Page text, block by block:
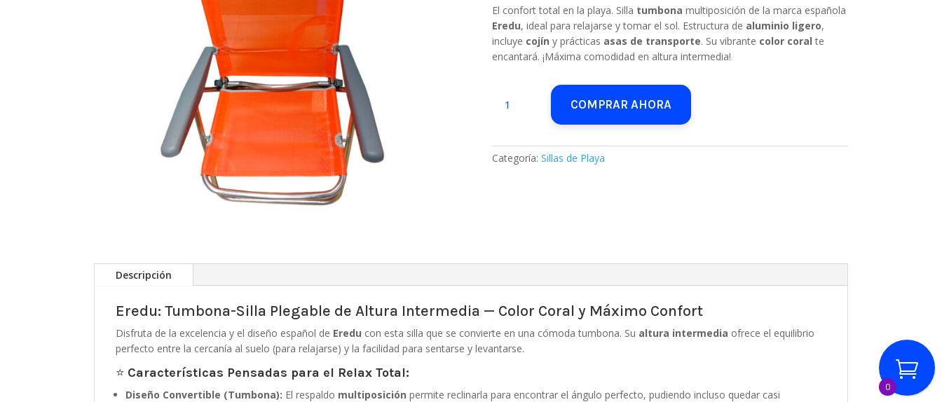
El confort total en la playa. Silla tumbona multiposición de la marca española
Eredu, ideal para relajarse y tomar el sol. Estructura de aluminio ligero,
incluye cojín y prácticas asas de transporte. Su vibrante color coral te
encantará. ¡Máxima comodidad en altura intermedia!
tumbona
con
COMPRAR AHORA
Categoría: Sillas de Playa
Descripción
Eredu: Tumbona-Silla Plegable de Altura Intermedia — Color Coral y Máximo Confort
Disfruta de la excelencia y el diseño español de Eredu con esta silla que se convierte en una cómoda tumbona. Su altura intermedia ofrece el equilibrio
perfecto entre la cercanía al suelo (para relajarse) y la facilidad para sentarse y levantarse.
⭐ Características Pensadas para el Relax Total:
Diseño Convertible (Tumbona): El respaldo multiposición permite reclinarla para encontrar el ángulo perfecto, pudiendo incluso quedar casi
0